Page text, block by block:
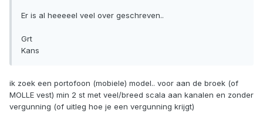
Er is al heeeeel veel over geschreven..
Grt
Kans
ik zoek een portofoon (mobiele) model.. voor aan de broek (of
MOLLE vest) min 2 st met veel/breed scala aan kanalen en zonder
vergunning (of uitleg hoe je een vergunning krijgt)